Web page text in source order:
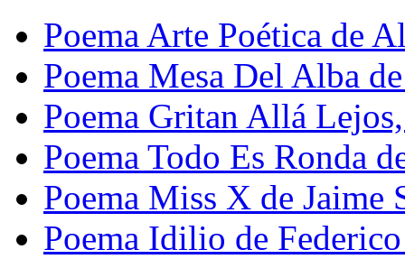
Poema Arte Poética de
Poema Mesa Del Alba
Poema Gritan Allá
Poema Todo Es Ronda
Poema Miss X de Jaime
Poema Idilio de